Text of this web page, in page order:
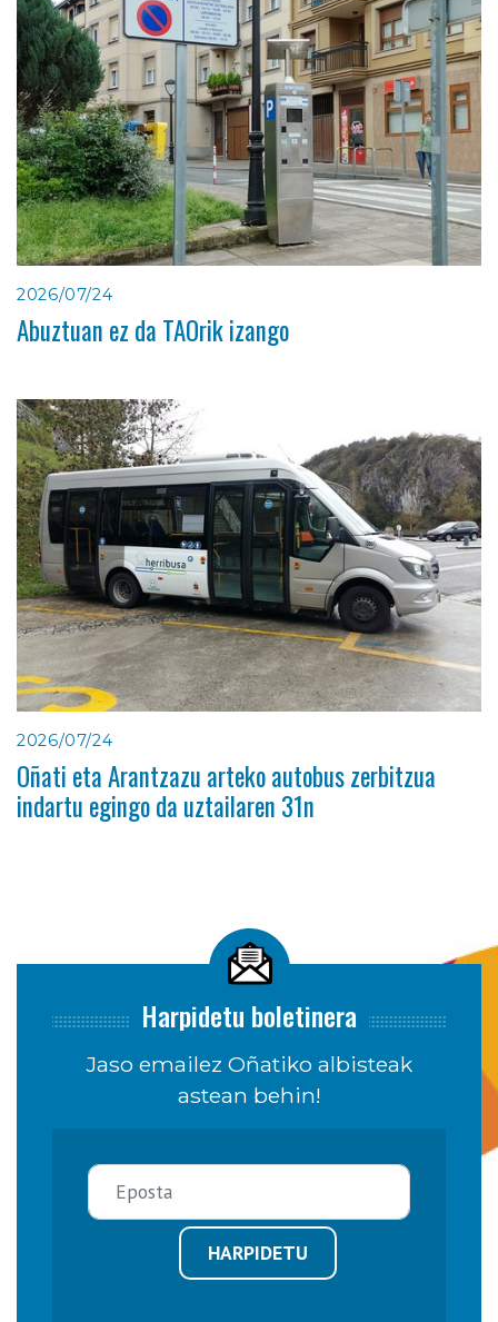
2026/07/24
Abuztuan ez da TAOrik izango
2026/07/24
Oñati eta Arantzazu arteko autobus zerbitzua
indartu egingo da uztailaren 31n
Harpidetu boletinera
Jaso emailez Oñatiko albisteak
astean behin!
HARPIDETU